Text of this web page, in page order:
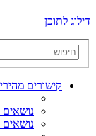
דילוג לתוכן
קישורים
נושאים
נושאים